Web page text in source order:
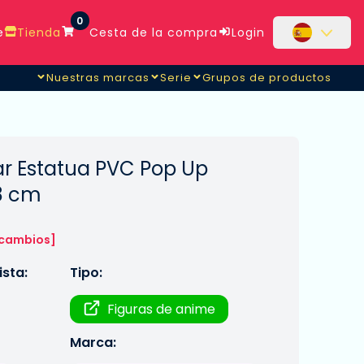
Tienda
0
Cesta de la compra Login
Nuestras marcas Serie Grupos de productos
Estatua PVC Pop Up
cm
Tipo:
Figuras de anime
Marca: